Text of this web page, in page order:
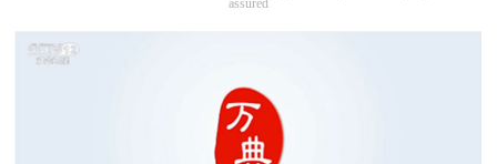
assured